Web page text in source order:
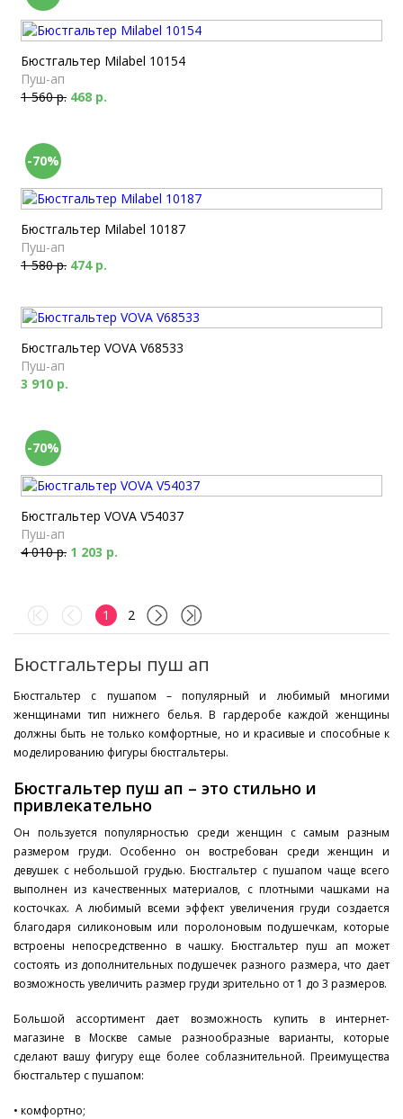
Бюстгальтер Milabel 10154
Пуш-ап
1 560 р. 468 р.
-70%
Бюстгальтер Milabel 10187
Пуш-ап
1 580 р. 474 р.
Бюстгальтер VOVA V68533
Пуш-ап
3 910 р.
-70%
Бюстгальтер VOVA V54037
Пуш-ап
4 010 р. 1 203 р.
1 2
Бюстгальтеры пуш ап
Бюстгальтер с пушапом – популярный и любимый многими
женщинами тип нижнего белья. В гардеробе каждой женщины
должны быть не только комфортные, но и красивые и способные к
моделированию фигуры бюстгальтеры.
Бюстгальтер пуш ап – это стильно и
привлекательно
Он пользуется популярностью среди женщин с самым разным
размером груди. Особенно он востребован среди женщин и
девушек с небольшой грудью. Бюстгальтер с пушапом чаще всего
выполнен из качественных материалов, с плотными чашками на
косточках. А любимый всеми эффект увеличения груди создается
благодаря силиконовым или поролоновым подушечкам, которые
встроены непосредственно в чашку. Бюстгальтер пуш ап может
состоять из дополнительных подушечек разного размера, что дает
возможность увеличить размер груди зрительно от 1 до 3 размеров.
Большой ассортимент дает возможность купить в интернет-
магазине в Москве самые разнообразные варианты, которые
сделают вашу фигуру еще более соблазнительной. Преимущества
бюстгальтер с пушапом:
• комфортно;